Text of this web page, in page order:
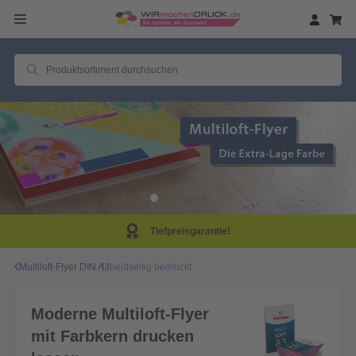
Tiefpreisgarantie!
Multiloft-Flyer DIN A3beidseitig bedruckt
Moderne Multiloft-Flyer
mit Farbkern drucken